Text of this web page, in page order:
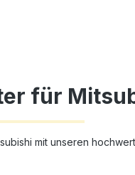
für
mit unseren